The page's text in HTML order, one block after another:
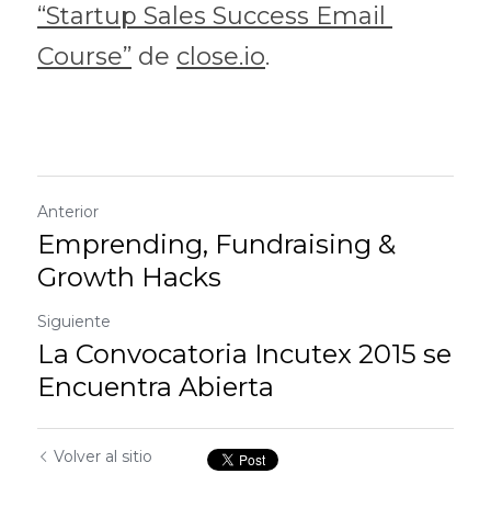
“Startup Sales Success Email
Course” de close.io.
Anterior
Emprending, Fundraising &
Growth Hacks
Siguiente
La Convocatoria Incutex 2015 se
Encuentra Abierta
Volver al sitio